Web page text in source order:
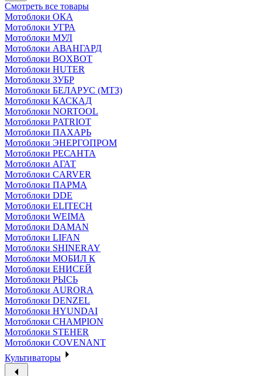
Смотреть все товары
Мотоблоки ОКА
Мотоблоки УГРА
Мотоблоки МУЛ
Мотоблоки АВАНГАРД
Мотоблоки BOXBOT
Мотоблоки HUTER
Мотоблоки ЗУБР
Мотоблоки БЕЛАРУС (МТЗ)
Мотоблоки КАСКАД
Мотоблоки NORTOOL
Мотоблоки PATRIOT
Мотоблоки ПАХАРЬ
Мотоблоки ЭНЕРГОПРОМ
Мотоблоки РЕСАНТА
Мотоблоки АГАТ
Мотоблоки CARVER
Мотоблоки ПАРМА
Мотоблоки DDE
Мотоблоки ELITECH
Мотоблоки WEIMA
Мотоблоки DAMAN
Мотоблоки LIFAN
Мотоблоки SHINERAY
Мотоблоки МОБИЛ К
Мотоблоки ЕНИСЕЙ
Мотоблоки РЫСЬ
Мотоблоки AURORA
Мотоблоки DENZEL
Мотоблоки HYUNDAI
Мотоблоки CHAMPION
Мотоблоки STEHER
Мотоблоки COVENANT
Культиваторы